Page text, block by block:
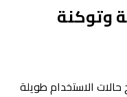
وتوكنة
الاستخدام طويلة